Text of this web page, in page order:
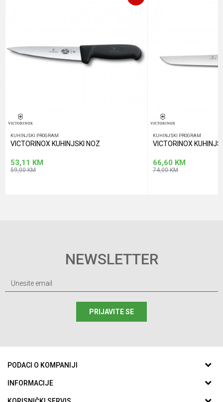
POŠALJI
KUHINJSKI PROGRAM
VICTORINOX KUHINJSKI NOZ
53,11 KM
59,00KM
KUHINJSKI PROGRAM
VICTORINOX
66,60 KM
74,00KM
NEWSLETTER
PRIJAVITE SE
PODACI O KOMPANIJI
ABC SPORTING d.o.o.
INFORMACIJE
O nama